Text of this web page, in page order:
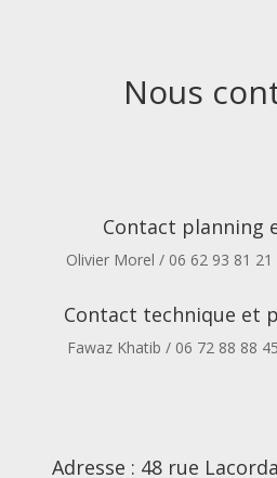
Nous
Contact planning
Olivier Morel / 06 62 93 81 21
Contact technique et
Fawaz Khatib / 06 72 88 88
Adresse : 48 rue